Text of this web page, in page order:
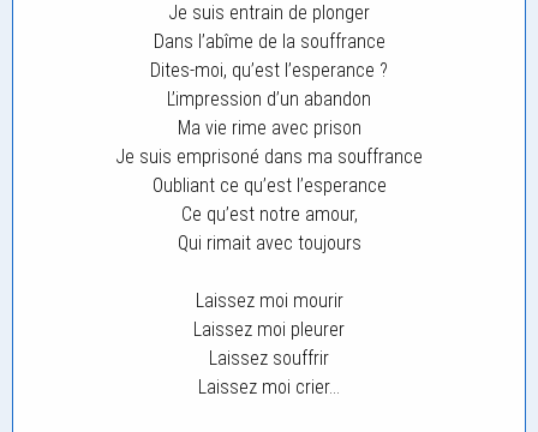
Je suis entrain de plonger
Dans l’abîme de la souffrance
Dites-moi, qu’est l’esperance ?
L’impression d’un abandon
Ma vie rime avec prison
Je suis emprisoné dans ma souffrance
Oubliant ce qu’est l’esperance
Ce qu’est notre amour,
Qui rimait avec toujours
Laissez moi mourir
Laissez moi pleurer
Laissez souffrir
Laissez moi crier…